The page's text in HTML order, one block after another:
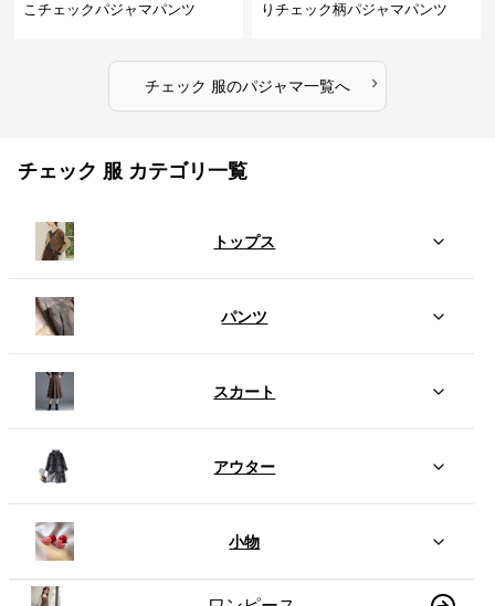
こチェックパジャマパンツ
りチェック柄パジャマパンツ
チェック 服のパジャマ一覧へ ›
チェック 服 カテゴリ一覧
トップス
パンツ
スカート
アウター
小物